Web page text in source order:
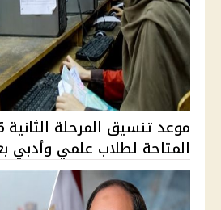
المتاحة لطلاب علمي وأدبي